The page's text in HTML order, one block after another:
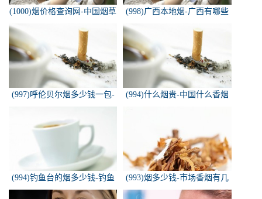
(1000)烟价格查询网-中国烟草
(998)广西本地烟-广西有哪些
(997)呼伦贝尔烟多少钱一包-
白色的呼伦贝尔香烟多少钱一
(994)什么烟贵-中国什么香烟
(994)钓鱼台的烟多少钱-钓鱼
台香烟价格有哪几种规格？
(993)烟多少钱-市场香烟有几
种 各多少钱一包